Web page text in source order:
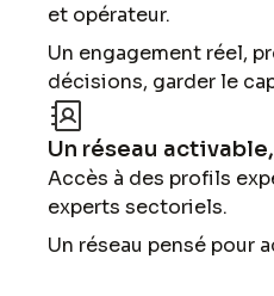
et opérateur.
Un engagement réel,
décisions, garder le
Un réseau
Accès à des profils
experts sectoriels.
Un réseau pensé pour